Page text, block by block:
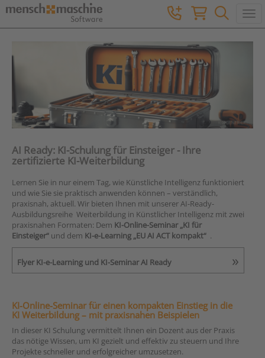
AI Ready: KI-Schulung für Einsteiger - Ihre
zertifizierte KI-Weiterbildung
Lernen Sie in nur einem Tag, wie Künstliche Intelligenz funktioniert
und wie Sie sie praktisch anwenden können – verständlich,
praxisnah, aktuell. Wir bieten Ihnen mit unserer AI-Ready-
Ausbildungsreihe Weiterbildung in Künstlicher Intelligenz mit zwei
praxisnahen Formaten: Dem KI-Online-Seminar „KI für
Einsteiger“ und dem KI-e-Learning „EU AI ACT kompakt“ .
Flyer KI-e-Learning und KI-Seminar AI Ready
KI-Online-Seminar für einen kompakten Einstieg in die
KI Weiterbildung – mit praxisnahen Beispielen
In dieser KI Schulung vermittelt Ihnen ein Dozent aus der Praxis
das nötige Wissen, um KI gezielt und effektiv zu steuern und Ihre
Projekte schneller und erfolgreicher umzusetzen.